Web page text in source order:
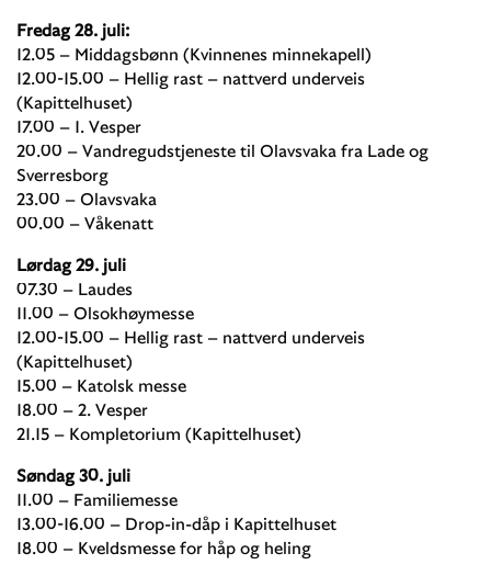
Fredag 28. juli:
12.05 – Middagsbønn (Kvinnenes minnekapell)
12.00-15.00 – Hellig rast – nattverd underveis
(Kapittelhuset)
17.00 – 1. Vesper
20.00 – Vandregudstjeneste til Olavsvaka fra Lade og
Sverresborg
23.00 – Olavsvaka
00.00 – Våkenatt
Lørdag 29. juli
07.30 – Laudes
11.00 – Olsokhøymesse
12.00-15.00 – Hellig rast – nattverd underveis
(Kapittelhuset)
15.00 – Katolsk messe
18.00 – 2. Vesper
21.15 – Kompletorium (Kapittelhuset)
Søndag 30. juli
11.00 – Familiemesse
13.00-16.00 – Drop-in-dåp i Kapittelhuset
18.00 – Kveldsmesse for håp og heling